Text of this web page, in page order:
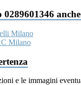
Milano
Milano
e le immagini